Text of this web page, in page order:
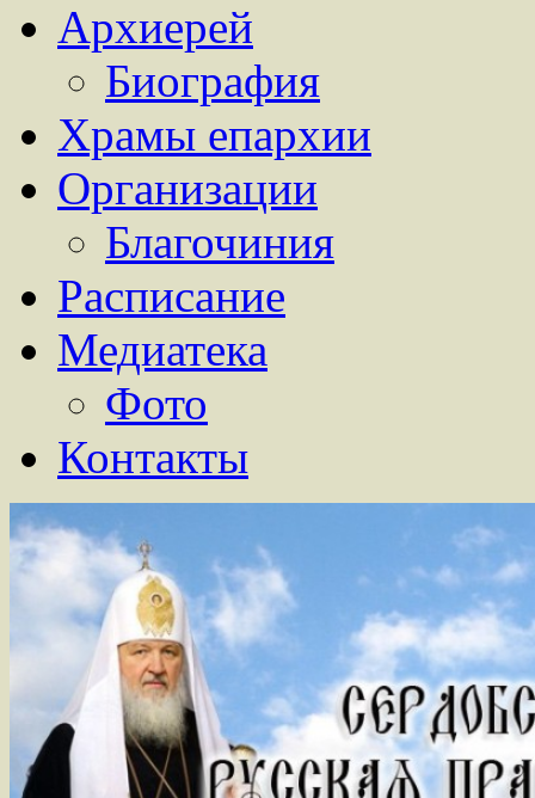
Архиерей
Биография
Храмы епархии
Организации
Благочиния
Расписание
Медиатека
Фото
Контакты